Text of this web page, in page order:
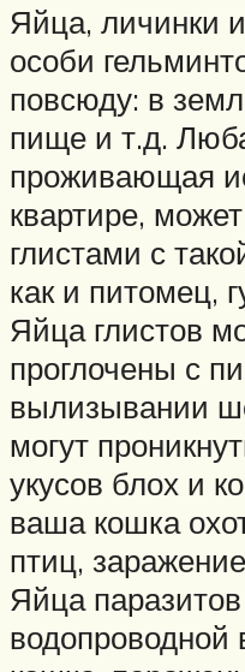
Яйца, личинки
особи
повсюду: в
пище и т.д.
проживающая
квартире,
глистами с
как и питомец,
Яйца глистов
проглочены с
вылизывании
могут
укусов блох и
ваша кошка
птиц,
Яйца
водопроводной